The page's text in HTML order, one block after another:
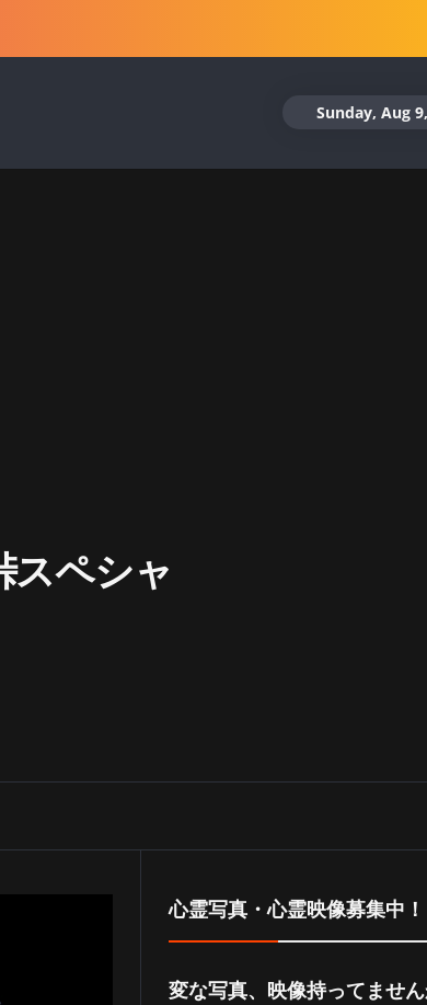
Sunday, Aug
スペシャ
心霊写真・心霊映像募集中！
変な写真、映像持ってません